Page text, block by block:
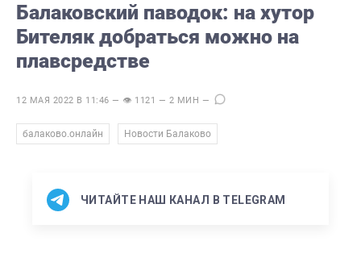
Балаковский паводок: на хутор
Бителяк добраться можно на
плавсредстве
12 МАЯ 2022 В 11:46 — 👁 1121 — 2 МИН —
балаково.онлайн Новости Балаково
ЧИТАЙТЕ НАШ КАНАЛ В TELEGRAM